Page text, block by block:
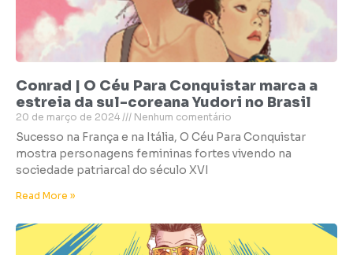
Conrad | O Céu Para Conquistar marca a
estreia da sul-coreana Yudori no Brasil
20 de março de 2024 Nenhum comentário
Sucesso na França e na Itália, O Céu Para Conquistar
mostra personagens femininas fortes vivendo na
sociedade patriarcal do século XVI
Read More »